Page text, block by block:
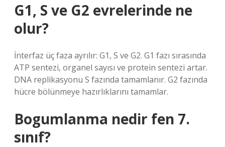
G1, S ve G2 evrelerinde ne
olur?
İnterfaz üç faza ayrılır: G1, S ve G2. G1 fazı sırasında
ATP sentezi, organel sayısı ve protein sentezi artar.
DNA replikasyonu S fazında tamamlanır. G2 fazında
hücre bölünmeye hazırlıklarını tamamlar.
Bogumlanma nedir fen 7.
sınıf?